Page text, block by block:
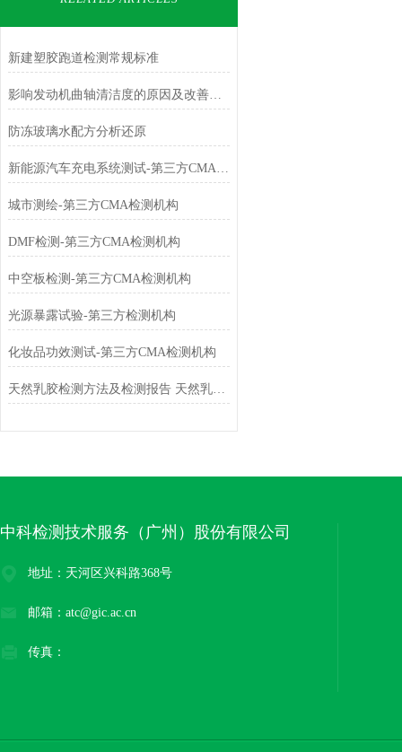
新建塑胶跑道检测常规标准
影响发动机曲轴清洁度的原因及改善方案
防冻玻璃水配方分析还原
新能源汽车充电系统测试-第三方CMA检测机构
城市测绘-第三方CMA检测机构
DMF检测-第三方CMA检测机构
中空板检测-第三方CMA检测机构
光源暴露试验-第三方检测机构
化妆品功效测试-第三方CMA检测机构
天然乳胶检测方法及检测报告 天然乳胶检测机构 天然乳胶检测报告去哪里检测
中科检测技术服务（广州）股份有限公司
地址：天河区兴科路368号
邮箱：atc@gic.ac.cn
传真：